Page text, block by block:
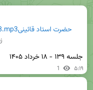
حضرت استاد قائینیOsul-139-1405-03-18.mp3
جلسه ۱۳۹ - ۱۸ خرداد ۱۴۰۵
1 ۵:۱۹